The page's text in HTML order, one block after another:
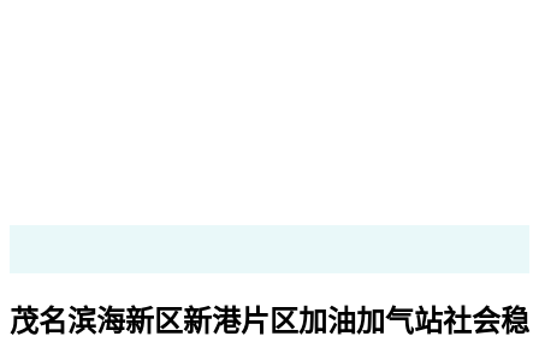
茂名滨海新区新港片区加油加气站社会稳